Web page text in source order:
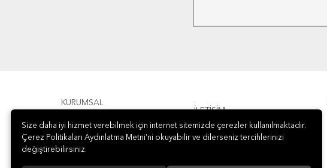
KURUMSAL
ÖDEME
İLETİŞİM
Size daha iyi hizmet verebilmek için internet sitemizde çerezler kullanılmaktadır.
Çerez Politikaları Aydınlatma Metni’ni okuyabilir ve dilerseniz tercihlerinizi
değiştirebilirsiniz.